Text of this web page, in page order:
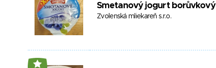
Smetanový jogurt borůvkový
Zvolenská mliekareň s.r.o.